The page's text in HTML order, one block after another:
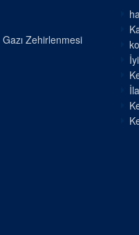
Gazı Zehirlenmesi